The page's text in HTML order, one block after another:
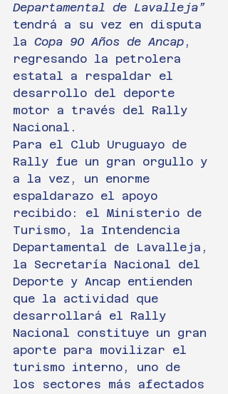
Departamental de Lavalleja”
tendrá a su vez en disputa
la Copa 90 Años de Ancap ,
regresando la petrolera
estatal a respaldar el
desarrollo del deporte
motor a través del Rally
Nacional.
Para el Club Uruguayo de
Rally fue un gran orgullo y
a la vez, un enorme
espaldarazo el apoyo
recibido: el Ministerio de
Turismo, la Intendencia
Departamental de Lavalleja,
la Secretaría Nacional del
Deporte y Ancap entienden
que la actividad que
desarrollará el Rally
Nacional constituye un gran
aporte para movilizar el
turismo interno, uno de
los sectores más afectados